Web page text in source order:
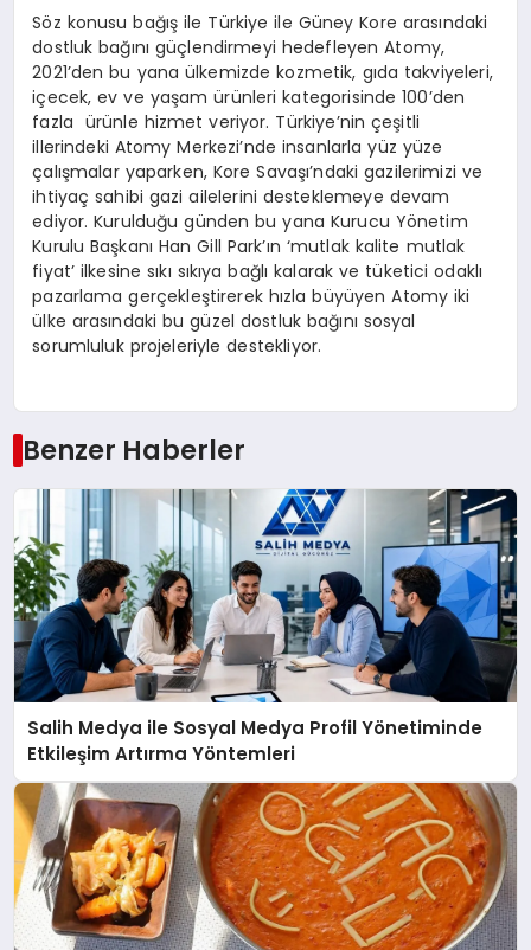
Söz konusu bağış ile Türkiye ile Güney Kore arasındaki
dostluk bağını güçlendirmeyi hedefleyen Atomy,
2021’den bu yana ülkemizde kozmetik, gıda takviyeleri,
içecek, ev ve yaşam ürünleri kategorisinde 100’den
fazla ürünle hizmet veriyor. Türkiye’nin çeşitli
illerindeki Atomy Merkezi’nde insanlarla yüz yüze
çalışmalar yaparken, Kore Savaşı’ndaki gazilerimizi ve
ihtiyaç sahibi gazi ailelerini desteklemeye devam
ediyor. Kurulduğu günden bu yana Kurucu Yönetim
Kurulu Başkanı Han Gill Park’ın ‘mutlak kalite mutlak
fiyat’ ilkesine sıkı sıkıya bağlı kalarak ve tüketici odaklı
pazarlama gerçekleştirerek hızla büyüyen Atomy iki
ülke arasındaki bu güzel dostluk bağını sosyal
sorumluluk projeleriyle destekliyor.
Benzer Haberler
Salih Medya ile Sosyal Medya Profil Yönetiminde
Etkileşim Artırma Yöntemleri